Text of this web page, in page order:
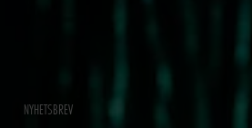
NYHETSBREV